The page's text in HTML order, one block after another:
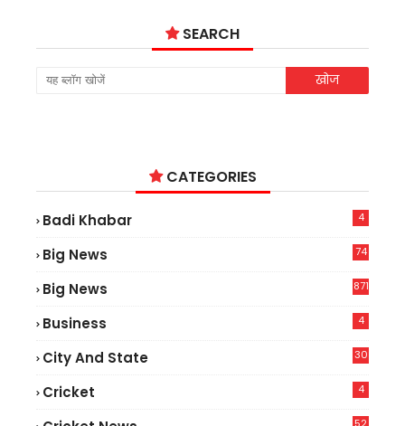
SEARCH
CATEGORIES
Badi Khabar 4
Big News
74
Big News 871
Business 4
City And State 30
Cricket 4